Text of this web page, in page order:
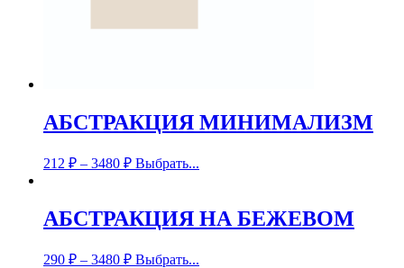
АБСТРАКЦИЯ МИНИМАЛИЗМ
212 ₽ – 3480 ₽ Выбрать...
АБСТРАКЦИЯ НА БЕЖЕВОМ
290 ₽ – 3480 ₽ Выбрать...